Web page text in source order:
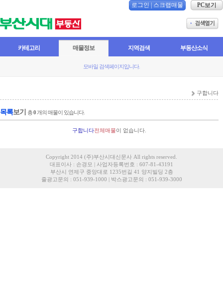
로그인 스크랩매물 PC보기
카테고리 매물정보 지역검색 부동산소식
모바일 검색페이지입니다.
구합니다
목록보기 총0 개의 매물이 있습니다.
구합니다전체매물이 없습니다.
Copyright 2014 (주)부산시대신문사 All rights reserved.
대표이사 : 손경모 | 사업자등록번호 : 607-81-43191
부산시 연제구 중앙대로 1235번길 41 양지빌딩 2층
줄광고문의 : 051-939-1000 | 박스광고문의 : 051-939-3000